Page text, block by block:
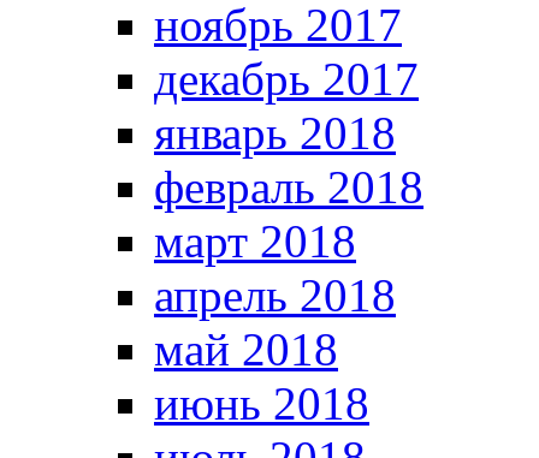
ноябрь 2017
декабрь 2017
январь 2018
февраль 2018
март 2018
апрель 2018
май 2018
июнь 2018